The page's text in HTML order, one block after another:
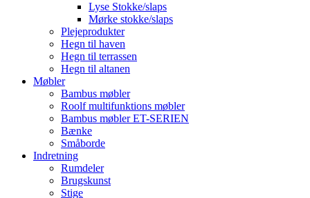
Lyse Stokke/slaps
Mørke stokke/slaps
Plejeprodukter
Hegn til haven
Hegn til terrassen
Hegn til altanen
Møbler
Bambus møbler
Roolf multifunktions møbler
Bambus møbler ET-SERIEN
Bænke
Småborde
Indretning
Rumdeler
Brugskunst
Stige